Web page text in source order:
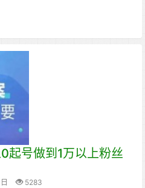
起号做到1万以上粉丝
5283